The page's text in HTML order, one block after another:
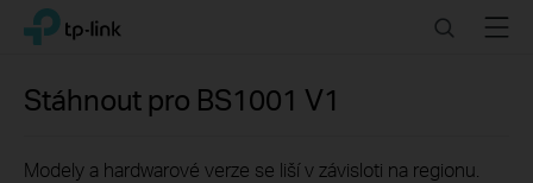
Click
navigation
TP-Link, Reliably Smart SearchMenu
Stáhnout pro BS1001 V1
Modely a hardwarové verze se liší v závisloti na regionu.